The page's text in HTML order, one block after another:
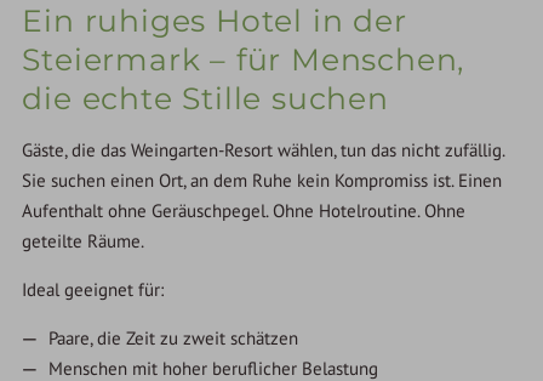
Ein ruhiges Hotel in der
Steiermark – für Menschen,
die echte Stille suchen
Gäste, die das Weingarten-Resort wählen, tun das nicht zufällig.
Sie suchen einen Ort, an dem Ruhe kein Kompromiss ist. Einen
Aufenthalt ohne Geräuschpegel. Ohne Hotelroutine. Ohne
geteilte Räume.
Ideal geeignet für:
Paare, die Zeit zu zweit schätzen
Menschen mit hoher beruflicher Belastung